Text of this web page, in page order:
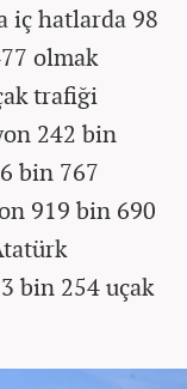
iç hatlarda 98
olmak
trafiği
242 bin
bin 767
919 bin 690
bin 254 uçak